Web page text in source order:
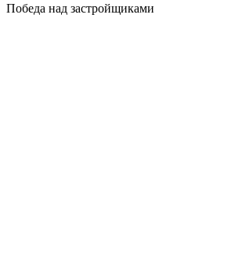
Победа над застройщиками